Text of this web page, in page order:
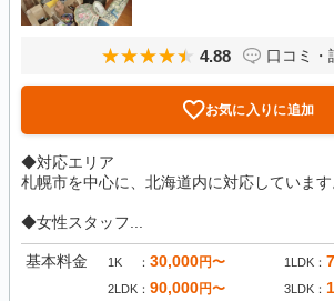
4.88 口コミ・
お気に入りに追加
◆対応エリア
札幌市を中心に、北海道内に対応しています
◆女性スタッフ...
基本料金 1K 30,000円〜 1LDK
2LDK 90,000円〜 3LDK